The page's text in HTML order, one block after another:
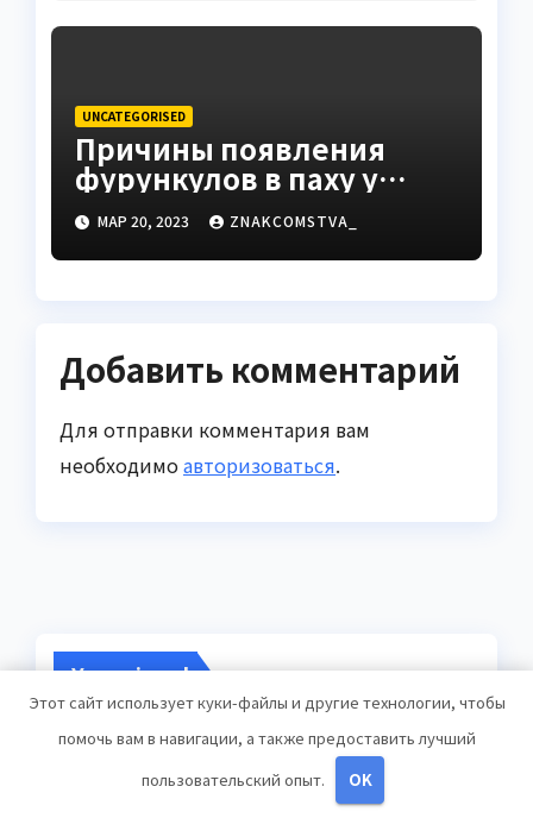
UNCATEGORISED
Причины появления
фурункулов в паху у
мужчин
МАР 20, 2023 ZNAKCOMSTVA_
Добавить комментарий
Для отправки комментария вам
необходимоавторизоваться.
You missed
Этот сайт использует куки-файлы и другие технологии, чтобы
помочь вам в навигации, а также предоставить лучший
пользовательский опыт.
OK